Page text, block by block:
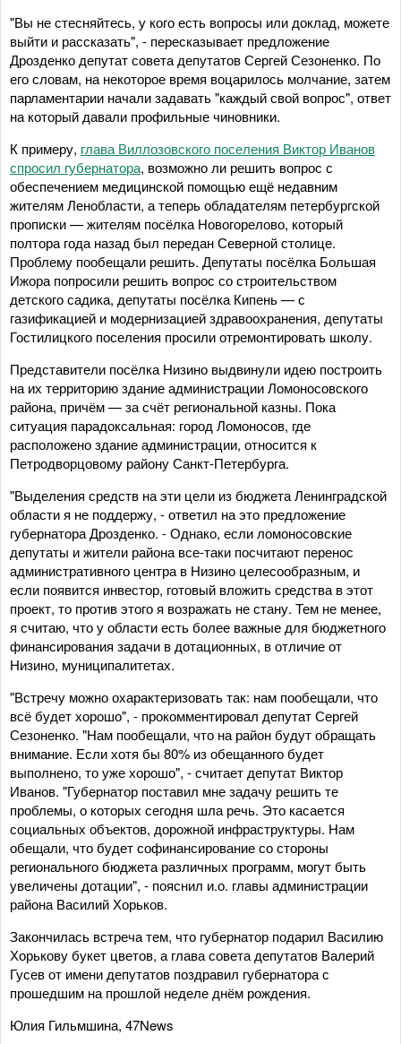
"Вы не стесняйтесь, у кого есть вопросы или доклад, можете
выйти и рассказать", - пересказывает предложение
Дрозденко депутат совета депутатов Сергей Сезоненко. По
его словам, на некоторое время воцарилось молчание, затем
парламентарии начали задавать "каждый свой вопрос", ответ
на который давали профильные чиновники.
К примеру, глава Виллозовского поселения Виктор Иванов
спросил губернатора, возможно ли решить вопрос с
обеспечением медицинской помощью ещё недавним
жителям Ленобласти, а теперь обладателям петербургской
прописки — жителям посёлка Новогорелово, который
полтора года назад был передан Северной столице.
Проблему пообещали решить. Депутаты посёлка Большая
Ижора попросили решить вопрос со строительством
детского садика, депутаты посёлка Кипень — с
газификацией и модернизацией здравоохранения, депутаты
Гостилицкого поселения просили отремонтировать школу.
Представители посёлка Низино выдвинули идею построить
на их территорию здание администрации Ломоносовского
района, причём — за счёт региональной казны. Пока
ситуация парадоксальная: город Ломоносов, где
расположено здание администрации, относится к
Петродворцовому району Санкт-Петербурга.
"Выделения средств на эти цели из бюджета Ленинградской
области я не поддержу, - ответил на это предложение
губернатора Дрозденко. - Однако, если ломоносовские
депутаты и жители района все-таки посчитают перенос
административного центра в Низино целесообразным, и
если появится инвестор, готовый вложить средства в этот
проект, то против этого я возражать не стану. Тем не менее,
я считаю, что у области есть более важные для бюджетного
финансирования задачи в дотационных, в отличие от
Низино, муниципалитетах.
"Встречу можно охарактеризовать так: нам пообещали, что
всё будет хорошо", - прокомментировал депутат Сергей
Сезоненко. "Нам пообещали, что на район будут обращать
внимание. Если хотя бы 80% из обещанного будет
выполнено, то уже хорошо", - считает депутат Виктор
Иванов. "Губернатор поставил мне задачу решить те
проблемы, о которых сегодня шла речь. Это касается
социальных объектов, дорожной инфраструктуры. Нам
обещали, что будет софинансирование со стороны
регионального бюджета различных программ, могут быть
увеличены дотации", - пояснил и.о. главы администрации
района Василий Хорьков.
Закончилась встреча тем, что губернатор подарил Василию
Хорькову букет цветов, а глава совета депутатов Валерий
Гусев от имени депутатов поздравил губернатора с
прошедшим на прошлой неделе днём рождения.
Юлия Гильмшина, 47News